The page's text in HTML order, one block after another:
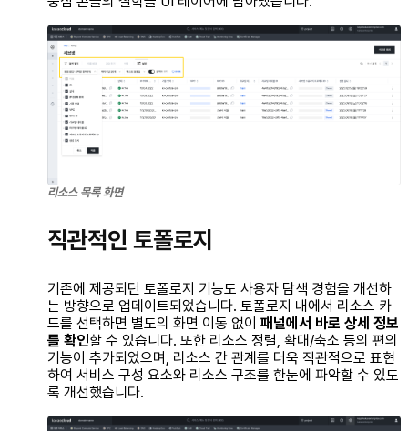
리소스 목록 화면
직관적인 토폴로지
기존에 제공되던 토폴로지 기능도 사용자 탐색 경험을 개선하
는 방향으로 업데이트되었습니다. 토폴로지 내에서 리소스 카
드를 선택하면 별도의 화면 이동 없이 패널에서 바로 상세 정보
를 확인할 수 있습니다. 또한 리소스 정렬, 확대/축소 등의 편의
기능이 추가되었으며, 리소스 간 관계를 더욱 직관적으로 표현
하여 서비스 구성 요소와 리소스 구조를 한눈에 파악할 수 있도
록 개선했습니다.